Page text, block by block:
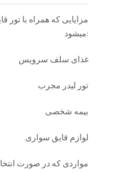
مزایایی که همراه با تور
میشود:
غذای سلف سرویس
تور لیدر مجرب
بیمه شخصی
لوازم قایق سواری
مواردی که در صورت